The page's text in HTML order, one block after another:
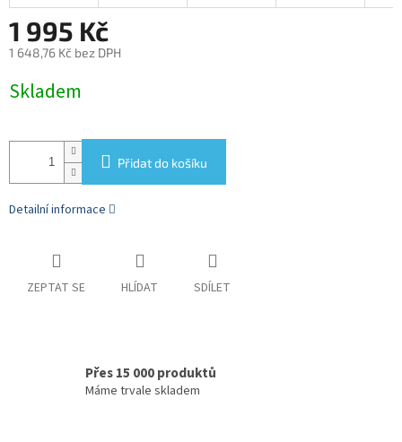
1 995 Kč
1 648,76 Kč bez DPH
cena:
Skladem
Přidat do košíku
Detailní informace
ZEPTAT SE HLÍDAT SDÍLET
Přes 15 000 produktů
Máme trvale skladem